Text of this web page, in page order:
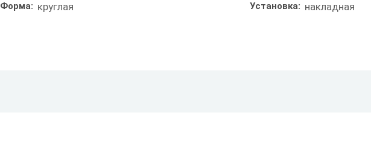
Форма: круглая Установка: накладная